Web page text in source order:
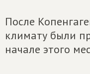
После
климату были
начале этого